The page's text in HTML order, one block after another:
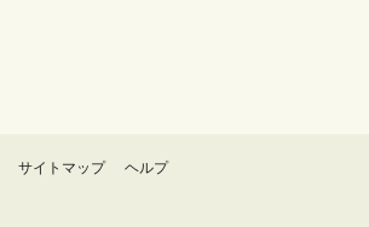
サイトマップ ヘルプ